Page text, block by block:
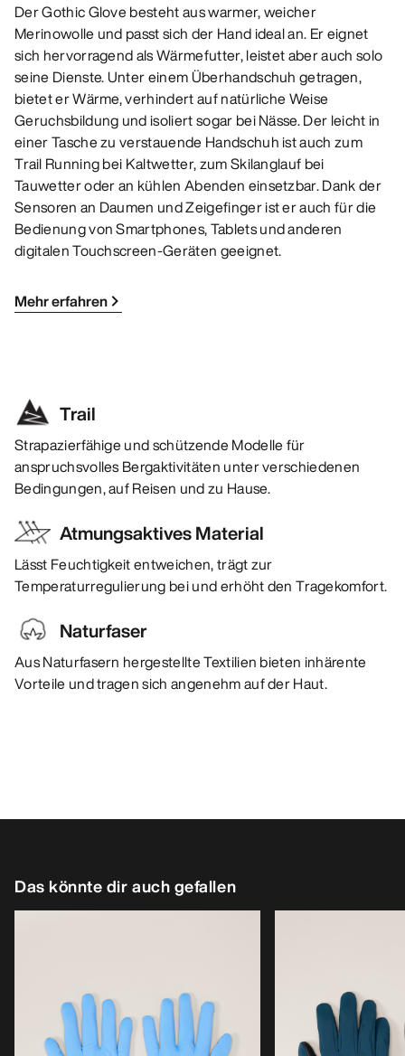
Der Gothic Glove besteht aus warmer, weicher
Merinowolle und passt sich der Hand ideal an. Er eignet
sich hervorragend als Wärmefutter, leistet aber auch solo
seine Dienste. Unter einem Überhandschuh getragen,
bietet er Wärme, verhindert auf natürliche Weise
Geruchsbildung und isoliert sogar bei Nässe. Der leicht in
einer Tasche zu verstauende Handschuh ist auch zum
Trail Running bei Kaltwetter, zum Skilanglauf bei
Tauwetter oder an kühlen Abenden einsetzbar. Dank der
Sensoren an Daumen und Zeigefinger ist er auch für die
Bedienung von Smartphones, Tablets und anderen
digitalen Touchscreen-Geräten geeignet.
Mehr erfahren
Trail
Strapazierfähige und schützende Modelle für
anspruchsvolles Bergaktivitäten unter verschiedenen
Bedingungen, auf Reisen und zu Hause.
Atmungsaktives Material
Lässt Feuchtigkeit entweichen, trägt zur
Temperaturregulierung bei und erhöht den Tragekomfort.
Naturfaser
Aus Naturfasern hergestellte Textilien bieten inhärente
Vorteile und tragen sich angenehm auf der Haut.
Das könnte dir auch gefallen